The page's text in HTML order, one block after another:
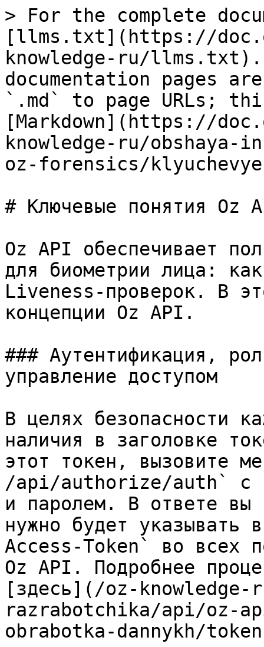
> For the complete
[llms.txt](https://
knowledge-ru/llms.txt).
documentation pages
`.md` to page URLs;
[Markdown](https://
knowledge-ru/obshaya-
oz-forensics/
# Ключевые понятия Oz
Oz API обеспечивает
для биометрии лица:
Liveness-проверок. В
концепции Oz API.
### Аутентификация,
управление доступом
В целях безопасности
наличия в заголовке
этот токен, вызовите
/api/authorize/auth` с
и паролем. В ответе вы
нужно будет
Access-Token` во всех
Oz API. Подробнее
[здесь](/oz-
razrabotchika/api/oz-
obrabotka-dannykh/